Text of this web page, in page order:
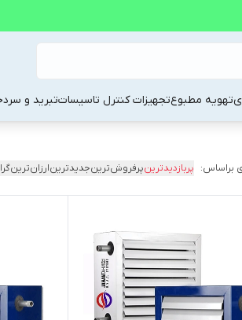
تهویه مطبوعتجهیزات کنترل تاسیساتتبرید و
براساس: پربازدیدترینپرفروش‌ترینجدیدترینارزان‌ترین